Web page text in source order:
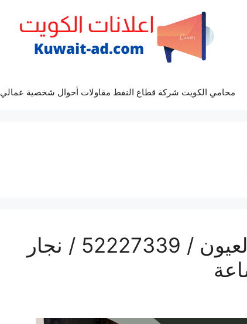
محامي الكويت شركة قطاع النفط مقاولات أحوال شخصية عمالي
رقم فتح أبواب واقفال العيون / 52227339 / نجار